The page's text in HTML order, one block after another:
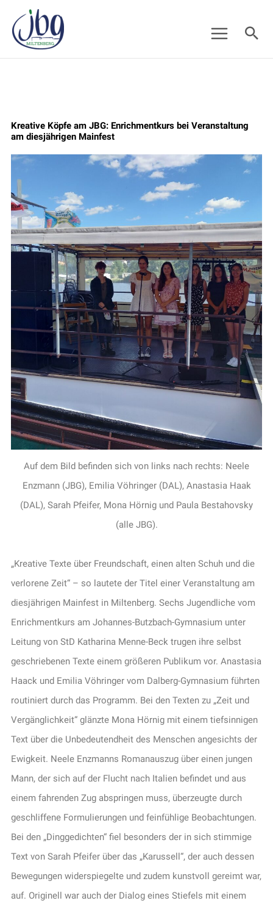
Inhalt
springen
Kreative Köpfe am JBG: Enrichmentkurs bei Veranstaltung
am diesjährigen Mainfest
Auf dem Bild befinden sich von links nach rechts: Neele
Enzmann (JBG), Emilia Vöhringer (DAL), Anastasia Haak
(DAL), Sarah Pfeifer, Mona Hörnig und Paula Bestahovsky
(alle JBG).
„Kreative Texte über Freundschaft, einen alten Schuh und die
verlorene Zeit“ – so lautete der Titel einer Veranstaltung am
diesjährigen Mainfest in Miltenberg. Sechs Jugendliche vom
Enrichmentkurs am Johannes-Butzbach-Gymnasium unter
Leitung von StD Katharina Menne-Beck trugen ihre selbst
geschriebenen Texte einem größeren Publikum vor. Anastasia
Haack und Emilia Vöhringer vom Dalberg-Gymnasium führten
routiniert durch das Programm. Bei den Texten zu „Zeit und
Vergänglichkeit“ glänzte Mona Hörnig mit einem tiefsinnigen
Text über die Unbedeutendheit des Menschen angesichts der
Ewigkeit. Neele Enzmanns Romanauszug über einen jungen
Mann, der sich auf der Flucht nach Italien befindet und aus
einem fahrenden Zug abspringen muss, überzeugte durch
geschliffene Formulierungen und feinfühlige Beobachtungen.
Bei den „Dinggedichten“ fiel besonders der in sich stimmige
Text von Sarah Pfeifer über das „Karussell“, der auch dessen
Bewegungen widerspiegelte und zudem kunstvoll gereimt war,
auf. Originell war auch der Dialog eines Stiefels mit einem